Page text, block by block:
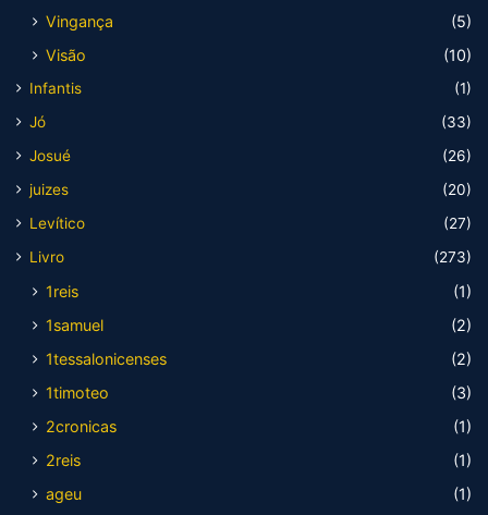
Vingança
(5)
Visão
(10)
Infantis
(1)
Jó
(33)
Josué
(26)
juizes
(20)
Levítico
(27)
Livro
(273)
1reis
(1)
1samuel
(2)
1tessalonicenses
(2)
1timoteo
(3)
2cronicas
(1)
2reis
(1)
ageu
(1)